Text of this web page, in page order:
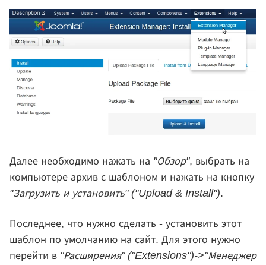
Далее необходимо нажать на "Обзор", выбрать на
компьютере архив с шаблоном и нажать на кнопку
"Загрузить и установить" ("Upload & Install").
Последнее, что нужно сделать - установить этот
шаблон по умолчанию на сайт. Для этого нужно
перейти в "Расширения" ("Extensions")->"Менеджер